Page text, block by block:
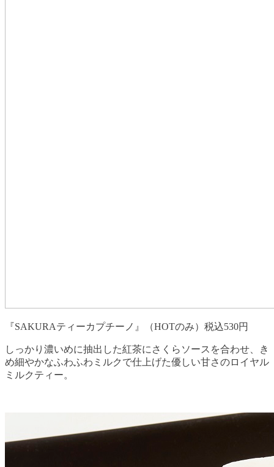
『SAKURAティーカプチーノ』（HOTのみ）税込530円
しっかり濃いめに抽出した紅茶にさくらソースを合わせ、き
め細やかなふわふわミルクで仕上げた優しい甘さのロイヤル
ミルクティー。